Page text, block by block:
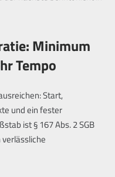
Minimum
Tempo
Start,
und ein fester
ist § 167 Abs. 2 SGB